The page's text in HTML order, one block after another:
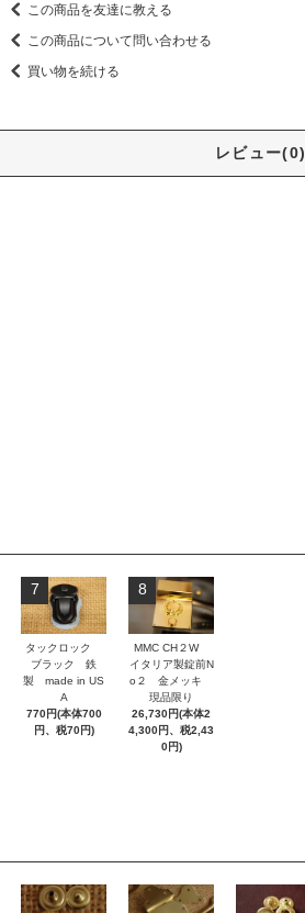
この商品を友達に教える
この商品について問い合わせる
買い物を続ける
レビュー(0)
7
タックロック
ブラック 鉄
製 made in US
A
770円(本体700
円、税70円)
8
MMC CH２W
イタリア製錠前N
o２ 金メッキ
現品限り
26,730円(本体2
4,300円、税2,43
0円)